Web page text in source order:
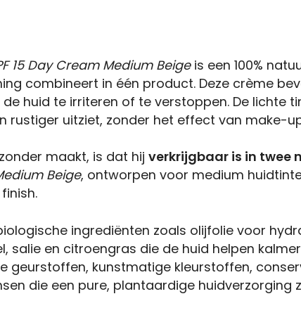
15 Day Cream Medium Beigeis een 100%
combineert in één product. Deze crème
huid te irriteren of te verstoppen. De lichte
rustiger uitziet, zonder het effect van make-
maakt, is dat hij verkrijgbaar is in twee
Beige, ontworpen voor medium
ingrediënten zoals olijfolie voor
salie en citroengras die de huid helpen
geurstoffen, kunstmatige kleurstoffen,
die een pure, plantaardige huidverzorging